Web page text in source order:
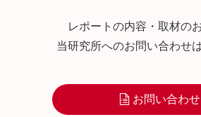
レポートの内容・取材の
当研究所へのお問い合わせ
お問い合わせ